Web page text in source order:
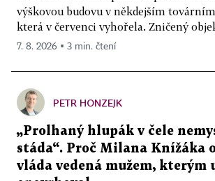
výškovou budovu v někdejším
která v červenci vyhořela. Zničený
7. 8. 2026 ▪ 3 min. čtení
PETR HONZEJK
„Prolhaný hlupák v čele
stáda“. Proč Milana Knížáka
vláda vedená mužem, kterým